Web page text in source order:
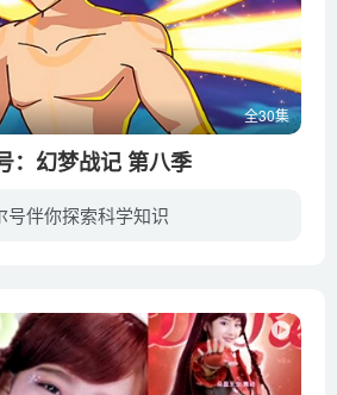
全30集
：幻梦战记 第八季
号伴你探索科学知识